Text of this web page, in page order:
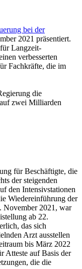
bei der
2021 präsentiert.
Langzeit-
verbesserten
Fachkräfte, die im
die
zwei Milliarden
für Beschäftigte, die
der steigenden
den Intensivstationen
Wiedereinführung der
November 2021, war
ab 22.
das sich
Arzt ausstellen
bis März 2022
Atteste auf Basis der
die die